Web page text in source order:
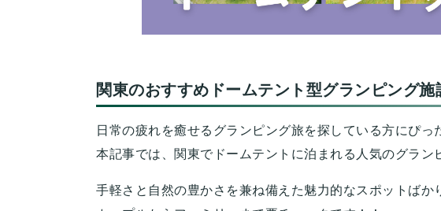
関東のおすすめドームテント型グランピング施
日常の疲れを癒せるグランピング旅を探している方にぴっ
本記事では、関東でドームテントに泊まれる人気のグラン
手軽さと自然の豊かさを兼ね備えた魅力的なスポットばか